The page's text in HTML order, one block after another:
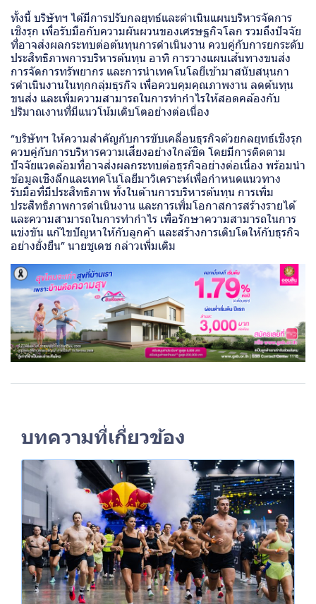
ทั้งนี้ บริษัทฯ ได้มีการปรับกลยุทธ์และดำเนินแผนบริหารจัดการ
เชิงรุก เพื่อรับมือกับความผันผวนของเศรษฐกิจโลก รวมถึงปัจจัย
ที่อาจส่งผลกระทบต่อต้นทุนการดำเนินงาน ควบคู่กับการยกระดับ
ประสิทธิภาพการบริหารต้นทุน อาทิ การวางแผนเส้นทางขนส่ง
การจัดการทรัพยากร และการนำเทคโนโลยีเข้ามาสนับสนุนกา
รดำเนินงานในทุกกลุ่มธุรกิจ เพื่อควบคุมคุณภาพงาน ลดต้นทุน
ขนส่ง และเพิ่มความสามารถในการทำกำไรให้สอดคล้องกับ
ปริมาณงานที่มีแนวโน้มเติบโตอย่างต่อเนื่อง
“บริษัทฯ ให้ความสำคัญกับการขับเคลื่อนธุรกิจด้วยกลยุทธ์เชิงรุก
ควบคู่กับการบริหารความเสี่ยงอย่างใกล้ชิด โดยมีการติดตาม
ปัจจัยแวดล้อมที่อาจส่งผลกระทบต่อธุรกิจอย่างต่อเนื่อง พร้อมนำ
ข้อมูลเชิงลึกและเทคโนโลยีมาวิเคราะห์เพื่อกำหนดแนวทาง
รับมือที่มีประสิทธิภาพ ทั้งในด้านการบริหารต้นทุน การเพิ่ม
ประสิทธิภาพการดำเนินงาน และการเพิ่มโอกาสการสร้างรายได้
และความสามารถในการทำกำไร เพื่อรักษาความสามารถในการ
แข่งขัน แก้ไขปัญหาให้กับลูกค้า และสร้างการเติบโตให้กับธุรกิจ
อย่างยั่งยืน” นายชูเดช กล่าวเพิ่มเติม
บทความที่เกี่ยวข้อง